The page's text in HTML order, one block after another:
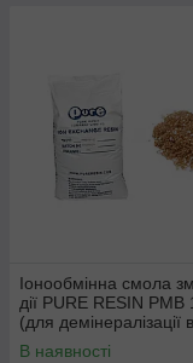
Іонообмінна смола
дії PURE RESIN PMB
(для демінералізації
25л (ціна з ПДВ)
В наявності